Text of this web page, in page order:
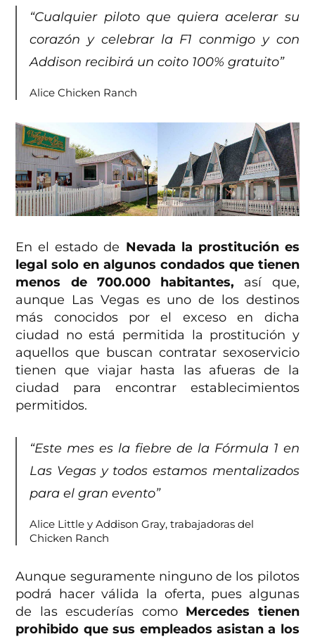
“Cualquier piloto que quiera acelerar su
corazón y celebrar la F1 conmigo y con
Addison recibirá un coito 100% gratuito”
Alice Chicken Ranch
En el estado de Nevada la prostitución es
legal solo en algunos condados que tienen
menos de 700.000 habitantes, así que,
aunque Las Vegas es uno de los destinos
más conocidos por el exceso en dicha
ciudad no está permitida la prostitución y
aquellos que buscan contratar sexoservicio
tienen que viajar hasta las afueras de la
ciudad para encontrar establecimientos
permitidos.
“Este mes es la fiebre de la Fórmula 1 en
Las Vegas y todos estamos mentalizados
para el gran evento”
Alice Little y Addison Gray, trabajadoras del
Chicken Ranch
Aunque seguramente ninguno de los pilotos
podrá hacer válida la oferta, pues algunas
de las escuderías como Mercedes tienen
prohibido que sus empleados asistan a los